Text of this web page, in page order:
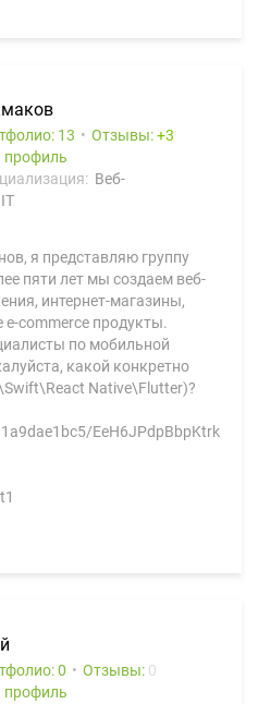
13 Отзывы:
3
профиль
Веб-
я представляю группу
пяти лет мы создаем веб-
интернет-магазины,
e-commerce продукты.
по мобильной
какой конкретно
Native\Flutter)?
0 Отзывы: 0
профиль